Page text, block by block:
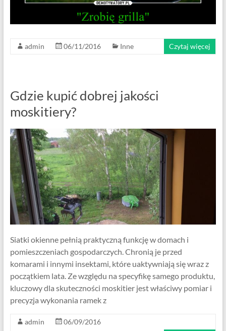
admin 06/11/2016 Inne Czytaj więcej
Gdzie kupić dobrej jakości
moskitiery?
Siatki okienne pełnią praktyczną funkcję w domach i
pomieszczeniach gospodarczych. Chronią je przed
komarami i innymi insektami, które uaktywniają się wraz z
początkiem lata. Ze względu na specyfikę samego produktu,
kluczowy dla skuteczności moskitier jest właściwy pomiar i
precyzja wykonania ramek z
admin
06/09/2016